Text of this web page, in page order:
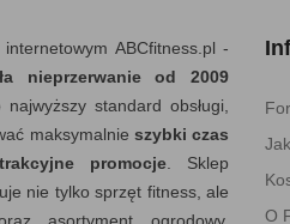
ABCfitness.pl -
nieprzerwanie od 2009
standard obsługi,
maksymalnie szybki czas
promocje . Sklep
nie tylko sprzęt fitness, ale
asortyment ogrodowy.
O